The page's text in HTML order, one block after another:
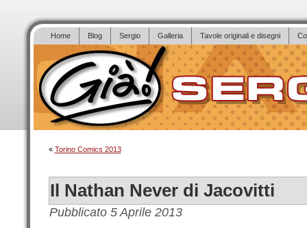
Home Blog Sergio Galleria Tavole originali e disegni
« Torino Comics 2013
Il Nathan Never di Jacovitti
Pubblicato 5 Aprile 2013